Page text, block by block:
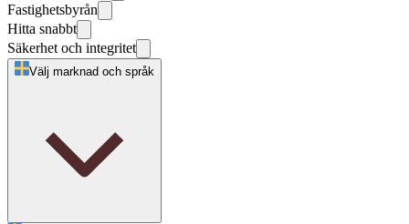
Fastighetsbyrån
Hitta snabbt
Säkerhet och integritet
Välj marknad och språk